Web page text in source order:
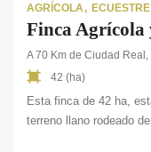
AGRÍCOLA
A 70 Km de Ciudad
42 (ha)
Esta finca de 42 ha,
terreno llano rodeado